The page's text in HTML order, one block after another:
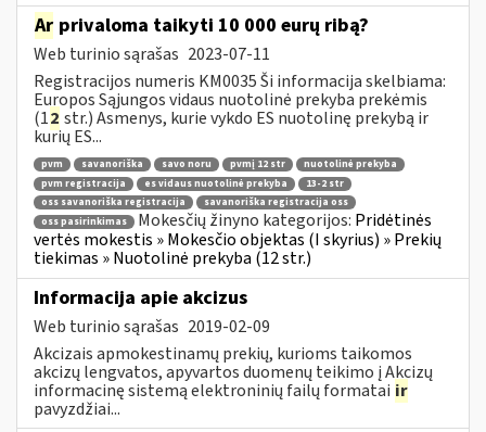
Ar privaloma taikyti 10 000 eurų ribą?
Web turinio sąrašas 2023-07-11
Registracijos numeris KM0035 Ši informacija skelbiama:
Europos Sąjungos vidaus nuotolinė prekyba prekėmis
(12 str.) Asmenys, kurie vykdo ES nuotolinę prekybą ir
kurių ES...
pvm savanoriška savo noru pvmį 12 str
nuotolinė prekyba
pvm registracija
es vidaus nuotolinė prekyba
13-2 str
oss savanoriška registracija
savanoriška registracija oss
oss pasirinkimas
Mokesčių žinyno kategorijos: Pridėtinės
vertės mokestis » Mokesčio objektas (I skyrius) » Prekių
tiekimas » Nuotolinė prekyba (12 str.)
Informacija apie akcizus
Web turinio sąrašas 2019-02-09
Akcizais apmokestinamų prekių, kurioms taikomos
akcizų lengvatos, apyvartos duomenų teikimo į Akcizų
informacinę sistemą elektroninių failų formatai ir
pavyzdžiai...